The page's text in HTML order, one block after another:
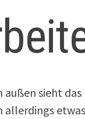
außen sieht
allerdings